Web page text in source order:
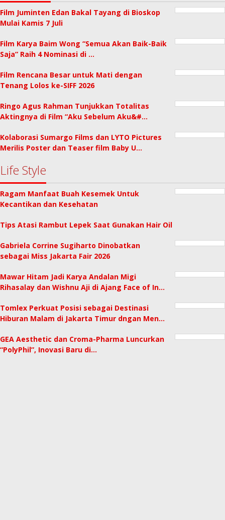
Film Juminten Edan Bakal Tayang di Bioskop
Mulai Kamis 7 Juli
Film Karya Baim Wong “Semua Akan Baik-Baik
Saja” Raih 4 Nominasi di …
Film Rencana Besar untuk Mati dengan
Tenang Lolos ke-SIFF 2026
Ringo Agus Rahman Tunjukkan Totalitas
Aktingnya di Film “Aku Sebelum Aku&#…
Kolaborasi Sumargo Films dan LYTO Pictures
Merilis Poster dan Teaser film Baby U…
Life Style
Ragam Manfaat Buah Kesemek Untuk
Kecantikan dan Kesehatan
Tips Atasi Rambut Lepek Saat Gunakan Hair Oil
Gabriela Corrine Sugiharto Dinobatkan
sebagai Miss Jakarta Fair 2026
Mawar Hitam Jadi Karya Andalan Migi
Rihasalay dan Wishnu Aji di Ajang Face of In…
Tomlex Perkuat Posisi sebagai Destinasi
Hiburan Malam di Jakarta Timur dngan Men…
GEA Aesthetic dan Croma-Pharma Luncurkan
“PolyPhil”, Inovasi Baru di…